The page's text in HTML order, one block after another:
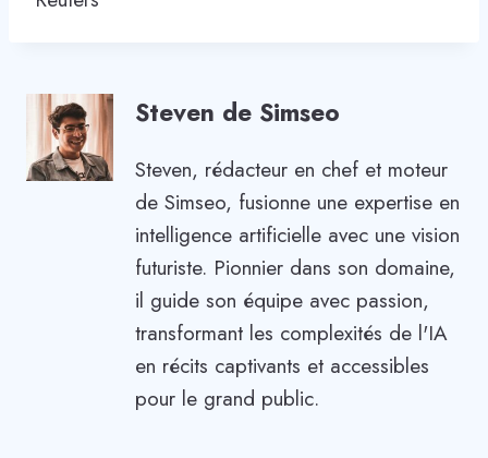
Steven de Simseo
Steven, rédacteur en chef et moteur
de Simseo, fusionne une expertise en
intelligence artificielle avec une vision
futuriste. Pionnier dans son domaine,
il guide son équipe avec passion,
transformant les complexités de l'IA
en récits captivants et accessibles
pour le grand public.